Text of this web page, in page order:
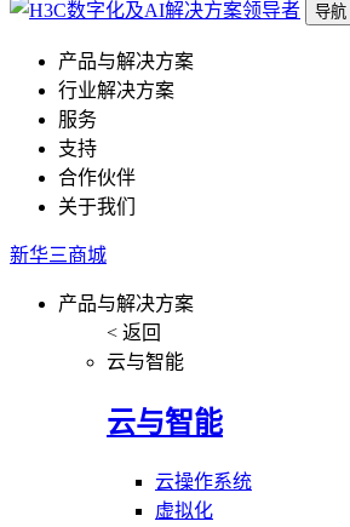
导航
产品与解决方案
行业解决方案
服务
支持
合作伙伴
关于我们
新华三商城
产品与解决方案
< 返回
云与智能
云与智能
云操作系统
虚拟化